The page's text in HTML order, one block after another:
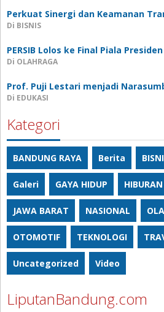
Perkuat Sinergi dan Keamanan
Di BISNIS
PERSIB Lolos ke Final Piala
Di OLAHRAGA
Prof. Puji Lestari menjadi
Di EDUKASI
Kategori
BANDUNG RAYA Berita
Galeri GAYA HIDUP HIBURAN
JAWA BARAT NASIONAL
OTOMOTIF TEKNOLOGI
Uncategorized Video
LiputanBandung.com